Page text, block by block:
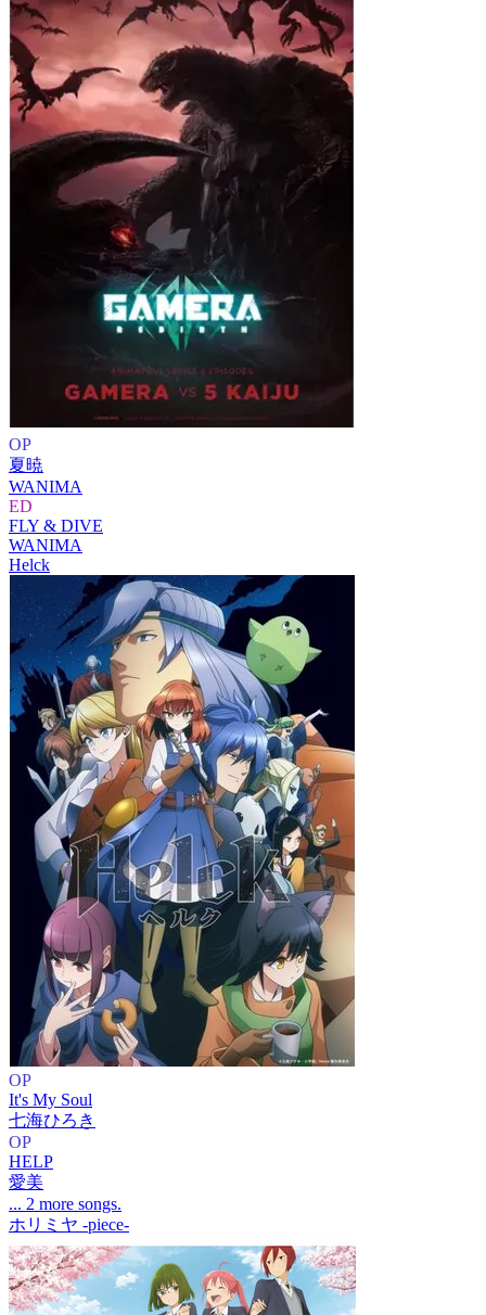
OP
夏暁
WANIMA
ED
FLY & DIVE
WANIMA
Helck
OP
It's My Soul
七海ひろき
OP
HELP
愛美
... 2 more songs.
ホリミヤ -piece-